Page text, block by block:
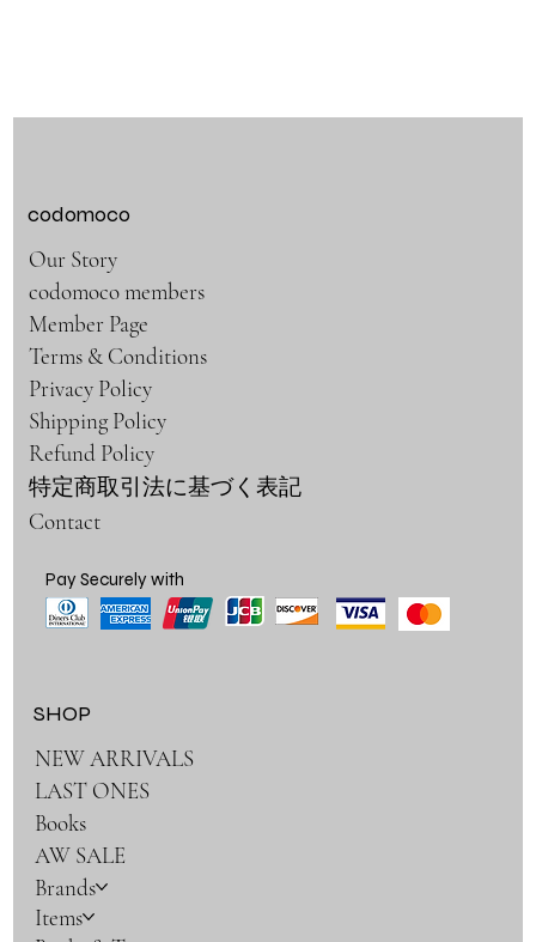
codomoco
Our Story
codomoco members
Member Page
Terms & Conditions
Privacy Policy
Shipping Policy
Refund Policy
特定商取引法に基づく表記
Contact
SHOP
NEW ARRIVALS
LAST ONES
Books
AW SALE
Brands
Items
Pay Securely with